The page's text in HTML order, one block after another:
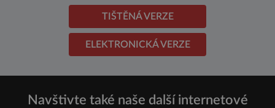
TIŠTĚNÁ VERZE
ELEKTRONICKÁ VERZE
Navštivte také naše další internetové